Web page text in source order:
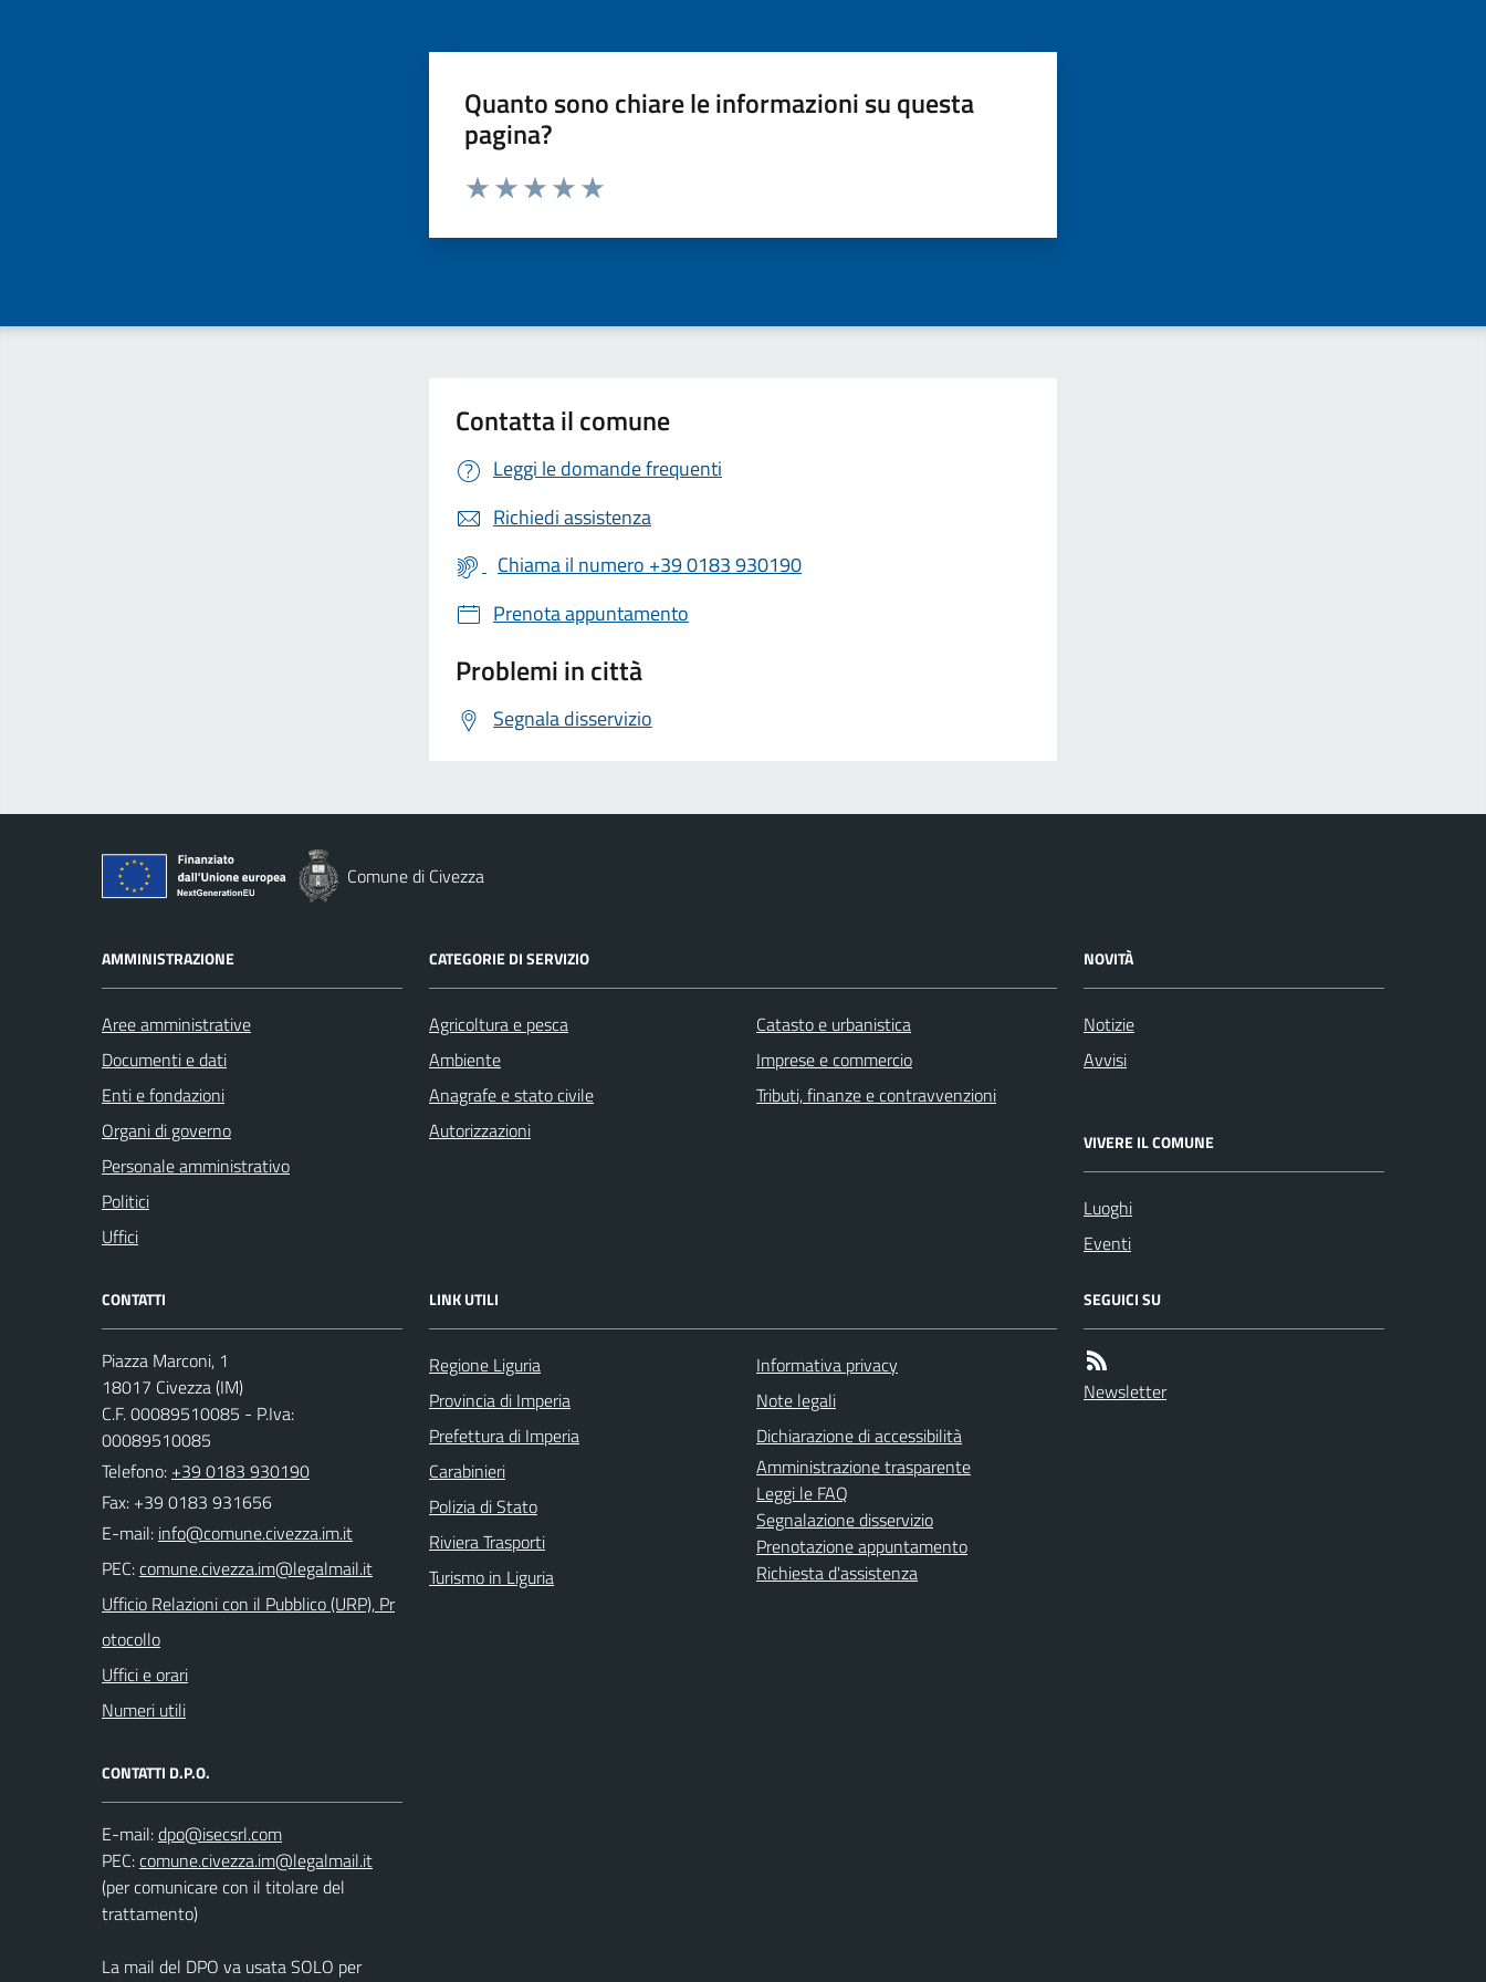
Quanto sono chiare le informazioni su questa
pagina?
Valuta da 1 a 5 stelle la pagina
Contatta il comune
Leggi le domande frequenti
Richiedi assistenza
Chiama il numero +39 0183 930190
Prenota appuntamento
Problemi in città
Segnala disservizio
Comune di Civezza
AMMINISTRAZIONE
Aree amministrative
Documenti e dati
Enti e fondazioni
Organi di governo
Personale amministrativo
Politici
Uffici
CATEGORIE DI SERVIZIO
Agricoltura e pesca
Ambiente
Anagrafe e stato civile
Autorizzazioni
Catasto e urbanistica
Imprese e commercio
Tributi, finanze e contravvenzioni
NOVITÀ
Notizie
Avvisi
VIVERE IL COMUNE
Luoghi
Eventi
CONTATTI
Piazza Marconi, 1
18017 Civezza (IM)
C.F. 00089510085 - P.Iva:
00089510085
Telefono: +39 0183 930190
Fax: +39 0183 931656
E-mail:
PEC:
Ufficio Relazioni con il Pubblico (URP), Pr
otocollo
Uffici e orari
Numeri utili
CONTATTI D.P.O.
E-mail:
PEC:
(per comunicare con il titolare del
trattamento)
La mail del DPO va usata SOLO per
LINK UTILI
Regione Liguria
Provincia di Imperia
Prefettura di Imperia
Carabinieri
Polizia di Stato
Riviera Trasporti
Turismo in Liguria
Informativa privacy
Note legali
Dichiarazione di accessibilità
Amministrazione trasparente
Leggi le FAQ
Segnalazione disservizio
Prenotazione appuntamento
Richiesta d'assistenza
SEGUICI SU
Newsletter